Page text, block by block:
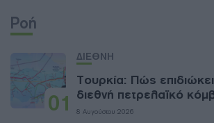
Ροή
01
ΔΙΕΘΝΗ
Τουρκία: Πώς
διεθνή πετρελαϊκό
8 Αυγούστου 2026